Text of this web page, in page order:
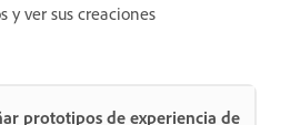
y ver sus creaciones
prototipos de experiencia de